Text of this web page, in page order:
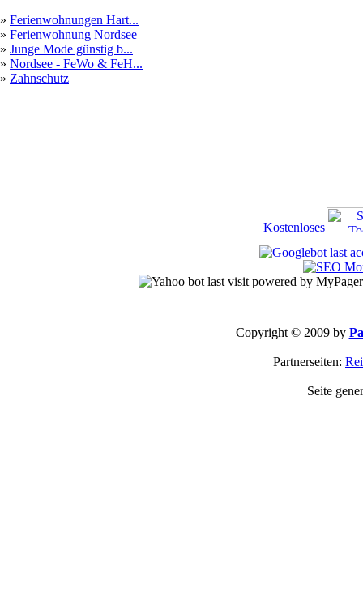
» Ferienwohnungen Hart...
» Ferienwohnung Nordsee
» Junge Mode günstig b...
» Nordsee - FeWo & FeH...
» Zahnschutz
Copyright © 2009 by
Partnerseiten:
Seite